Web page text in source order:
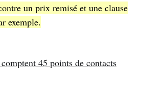
un prix remisé et une clause
exemple.
45 points de contacts